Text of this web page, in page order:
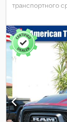
транспортного
бензин,
275/40 zr 20,
эффективность:
(городской
,
цвет:
серо-
выбросов:Евро 6
бортовой
круиз-контроль,